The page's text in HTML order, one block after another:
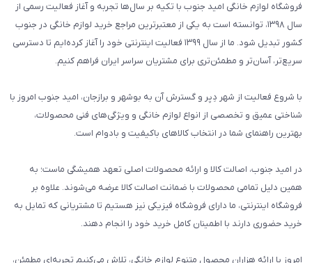
فروشگاه لوازم خانگی امید جنوب با تکیه بر سال‌ها تجربه و آغاز فعالیت رسمی از
سال ۱۳۹۸، توانسته است به یکی از معتبرترین مراجع خرید لوازم خانگی در جنوب
کشور تبدیل شود. ما از سال ۱۳۹۹ فعالیت اینترنتی خود را آغاز کرده‌ایم تا دسترسی
سریع‌تر، آسان‌تر و مطمئن‌تری برای مشتریان سراسر ایران فراهم کنیم.
با شروع فعالیت از شهر دِیِر و گسترش آن به بوشهر و برازجان، امید جنوب امروز با
شناختی عمیق و تخصصی از انواع لوازم خانگی و ویژگی‌های فنی محصولات،
بهترین راهنمای شما در انتخاب کالاهای باکیفیت و بادوام است.
در امید جنوب، اصالت کالا و ارائه محصولات اصلی تعهد همیشگی ماست؛ به
همین دلیل تمامی محصولات با ضمانت اصالت کالا عرضه می‌شوند. علاوه بر
فروشگاه اینترنتی، ما دارای فروشگاه فیزیکی نیز هستیم تا مشتریانی که تمایل به
خرید حضوری دارند با اطمینان کامل خرید خود را انجام دهند.
امروز با ارائه هزاران محصول متنوع لوازم خانگی، تلاش می‌کنیم تجربه‌ای مطمئن،